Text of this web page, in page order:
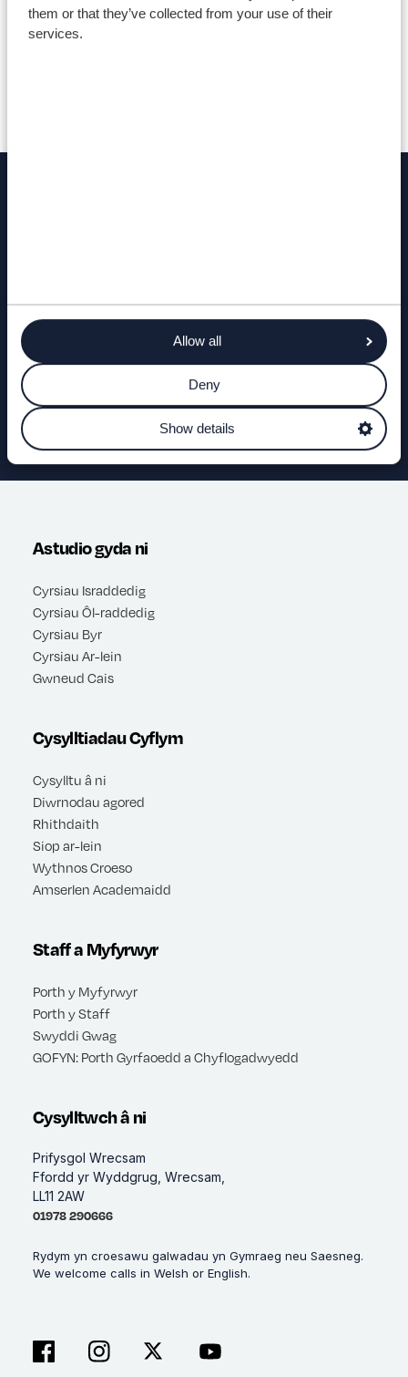
them or that they’ve collected from your use of their
services.
Allow all
Deny
Show details
GOFYN CWESTIWN
Astudio gyda ni
Cyrsiau Israddedig
Cyrsiau Ôl-raddedig
Cyrsiau Byr
Cyrsiau Ar-lein
Gwneud Cais
Cysylltiadau Cyflym
Cysylltu â ni
Diwrnodau agored
Rhithdaith
Siop ar-lein
Wythnos Croeso
Amserlen Academaidd
Staff a Myfyrwyr
Porth y Myfyrwyr
Porth y Staff
Swyddi Gwag
GOFYN: Porth Gyrfaoedd a Chyflogadwyedd
Cysylltwch â ni
Prifysgol Wrecsam
Ffordd yr Wyddgrug, Wrecsam,
LL11 2AW
01978 290666
Rydym yn croesawu galwadau yn Gymraeg neu Saesneg.
We welcome calls in Welsh or English.